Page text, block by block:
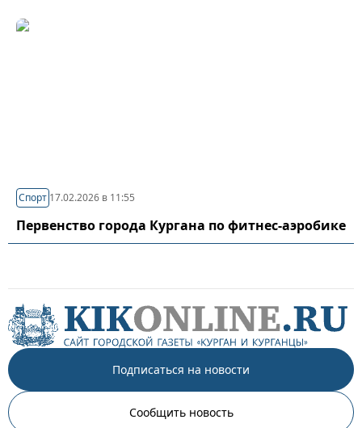
Спорт 17.02.2026 в 11:55
Первенство города Кургана по фитнес-аэробике
Подписаться на новости
Сообщить новость